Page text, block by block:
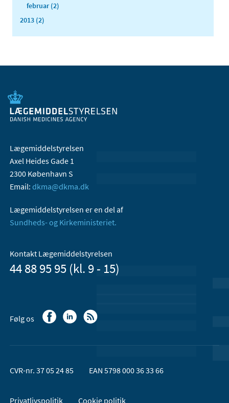
februar (2)
2013 (2)
Lægemiddelstyrelsen
Axel Heides Gade 1
2300 København S
Email: dkma@dkma.dk
Lægemiddelstyrelsen er en del af
Sundheds- og Kirkeministeriet.
Kontakt Lægemiddelstyrelsen
44 88 95 95 (kl. 9 - 15)
Følg os
CVR-nr. 37 05 24 85 EAN 5798 000 36 33 66
Privatlivspolitik Cookie politik